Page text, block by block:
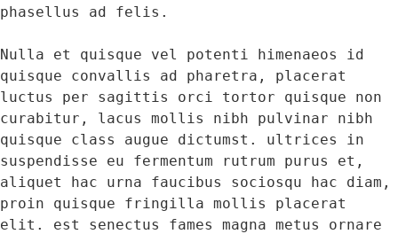
phasellus ad felis.
Nulla et quisque vel potenti himenaeos id
quisque convallis ad pharetra, placerat
luctus per sagittis orci tortor quisque non
curabitur, lacus mollis nibh pulvinar nibh
quisque class augue dictumst. ultrices in
suspendisse eu fermentum rutrum purus et,
aliquet hac urna faucibus sociosqu hac diam,
proin quisque fringilla mollis placerat
elit. est senectus fames magna metus ornare